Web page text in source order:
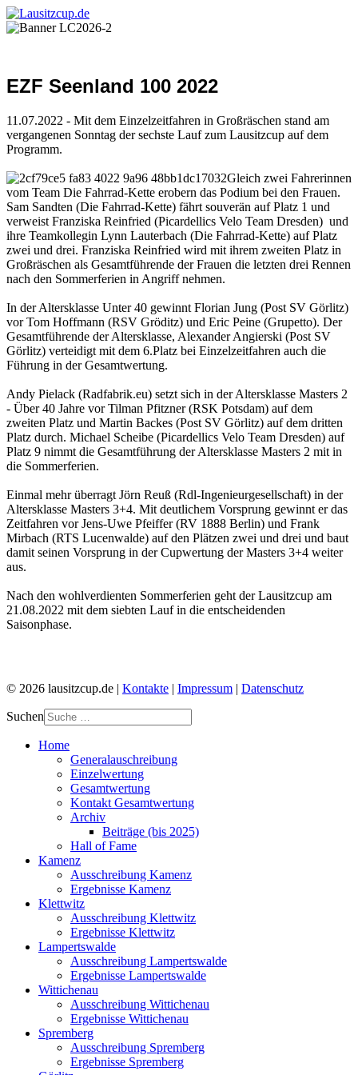
EZF Seenland 100 2022
11.07.2022 - Mit dem Einzelzeitfahren in Großräschen stand am
vergangenen Sonntag der sechste Lauf zum Lausitzcup auf dem
Programm.
Gleich zwei Fahrerinnen
vom Team Die Fahrrad-Kette erobern das Podium bei den Frauen.
Sam Sandten (Die Fahrrad-Kette) fährt souverän auf Platz 1 und
verweist Franziska Reinfried (Picardellics Velo Team Dresden) und
ihre Teamkollegin Lynn Lauterbach (Die Fahrrad-Kette) auf Platz
zwei und drei. Franziska Reinfried wird mit ihrem zweiten Platz in
Großräschen als Gesamtführende der Frauen die letzten drei Rennen
nach den Sommerferien in Angriff nehmen.
In der Altersklasse Unter 40 gewinnt Florian Jung (Post SV Görlitz)
vor Tom Hoffmann (RSV Gröditz) und Eric Peine (Grupetto). Der
Gesamtführende der Altersklasse, Alexander Angierski (Post SV
Görlitz) verteidigt mit dem 6.Platz bei Einzelzeitfahren auch die
Führung in der Gesamtwertung.
Andy Pielack (Radfabrik.eu) setzt sich in der Altersklasse Masters 2
- Über 40 Jahre vor Tilman Pfitzner (RSK Potsdam) auf dem
zweiten Platz und Martin Backes (Post SV Görlitz) auf dem dritten
Platz durch. Michael Scheibe (Picardellics Velo Team Dresden) auf
Platz 9 nimmt die Gesamtführung der Altersklasse Masters 2 mit in
die Sommerferien.
Einmal mehr überragt Jörn Reuß (Rdl-Ingenieurgesellschaft) in der
Altersklasse Masters 3+4. Mit deutlichem Vorsprung gewinnt er das
Zeitfahren vor Jens-Uwe Pfeiffer (RV 1888 Berlin) und Frank
Mirbach (RTS Lucenwalde) auf den Plätzen zwei und drei und baut
damit seinen Vorsprung in der Cupwertung der Masters 3+4 weiter
aus.
Nach den wohlverdienten Sommerferien geht der Lausitzcup am
21.08.2022 mit dem siebten Lauf in die entscheidenden
Saisonphase.
© 2026 lausitzcup.de | Kontakte | Impressum | Datenschutz
Suchen
Home
Generalauschreibung
Einzelwertung
Gesamtwertung
Kontakt Gesamtwertung
Archiv
Beiträge (bis 2025)
Hall of Fame
Kamenz
Ausschreibung Kamenz
Ergebnisse Kamenz
Klettwitz
Ausschreibung Klettwitz
Ergebnisse Klettwitz
Lampertswalde
Ausschreibung Lampertswalde
Ergebnisse Lampertswalde
Wittichenau
Ausschreibung Wittichenau
Ergebnisse Wittichenau
Spremberg
Ausschreibung Spremberg
Ergebnisse Spremberg